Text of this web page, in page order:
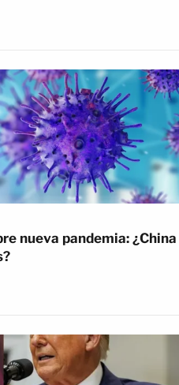
nueva pandemia: ¿China